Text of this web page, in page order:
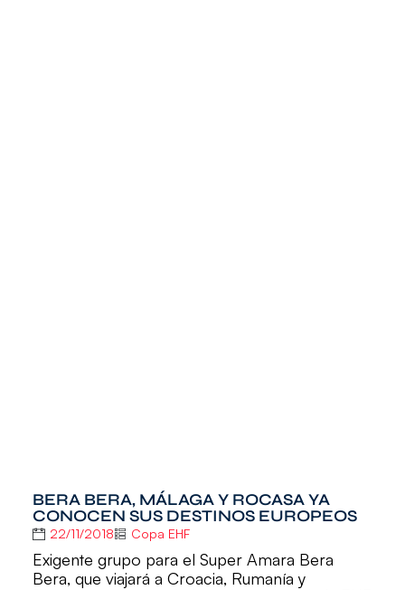
BERA BERA, MÁLAGA Y ROCASA YA
CONOCEN SUS DESTINOS EUROPEOS
22/11/2018 Copa EHF
Exigente grupo para el Super Amara Bera
Bera, que viajará a Croacia, Rumanía y